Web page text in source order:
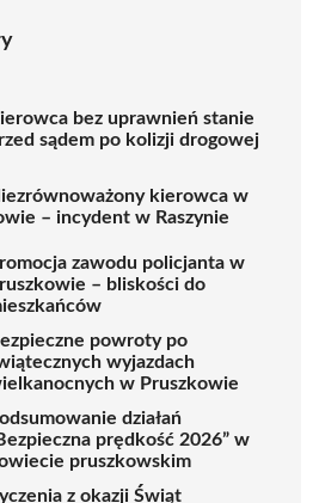
bez uprawnień stanie
sądem po kolizji drogowej
kierowca w
– incydent w Raszynie
zawodu policjanta w
– bliskości do
powroty po
wyjazdach
w Pruszkowie
działań
prędkość 2026” w
pruszkowskim
z okazji Świąt